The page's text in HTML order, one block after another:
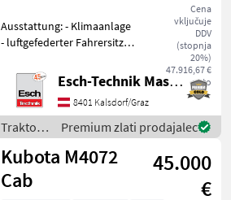
Cena
vključuje
DDV
(stopnja
20%)
47.916,67 €
neto
Ausstattung: - Klimaanlage
- luftgefederter Fahrersitz
Sitzheizung - Radio -
Beifahrersitz - Powershuttle
- 3, 3l 4 Zylinder Kubotam
Esch-Technik Maschinenhandels GmbH, Vertriebszentrum Süd
8401 Kalsdorf/Graz
Traktor /
Kubota
Premium zlati prodajalec
Kubota M4072
Cab
45.000
€